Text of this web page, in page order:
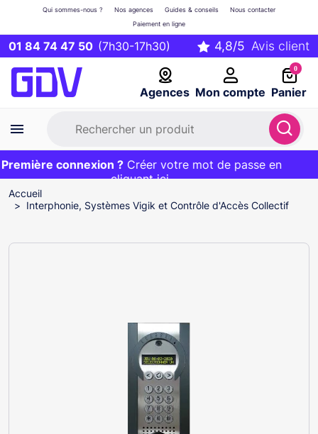
01 84 74 47 50 (7h30-17h30)
Agences Mon compte
Qui sommes-nous ? Nos agences Guides & conseils
Nous contacter
Paiement en ligne
0
Panier
Première commande ?20€ OFFERT sur votre panier
et livraison 24/48h gratuite avec le codeBIENVENUE
connexion ? Créer votre mot de passe en
cliquant ici
EXCLU WEB :
Accueil
Interphonie, Systèmes Vigik et Contrôle d'Accès Collectif